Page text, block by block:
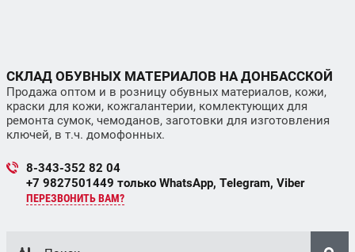
СКЛАД ОБУВНЫХ МАТЕРИАЛОВ НА ДОНБАССКОЙ
Продажа оптом и в розницу обувных материалов, кожи,
краски для кожи, кожгалантерии, комлектующих для
ремонта сумок, чемоданов, заготовки для изготовления
ключей, в т.ч. домофонных.
8-343-352 82 04
+7 9827501449 только WhatsApp, Telegram, Viber
ПЕРЕЗВОНИТЬ ВАМ?